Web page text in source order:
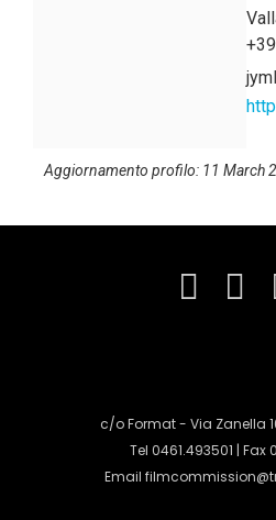
Aggiornamento profilo: 11 March
c/o Format - Via Zanella
Tel 0461.493501 | Fax
Email